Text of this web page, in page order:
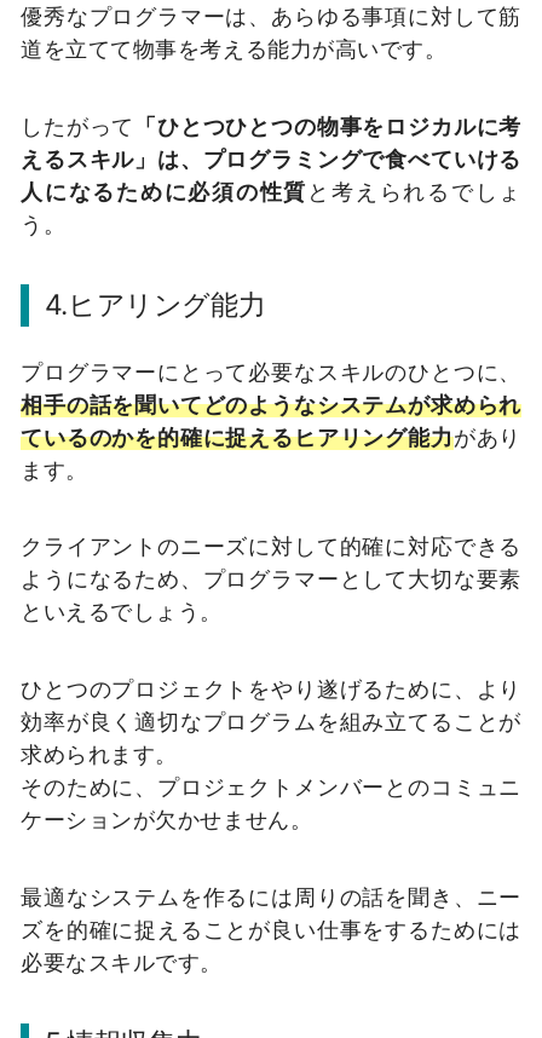
優秀なプログラマーは、あらゆる事項に対して筋
道を立てて物事を考える能力が高いです。
したがって 「ひとつひとつの物事をロジカルに考
えるスキル」は、プログラミングで食べていける
人になるために必須の性質 と考えられるでしょ
う。
4.ヒアリング能力
プログラマーにとって必要なスキルのひとつに、
相手の話を聞いてどのようなシステムが求められ
ているのかを的確に捉えるヒアリング能力があり
ます。
クライアントのニーズに対して的確に対応できる
ようになるため、プログラマーとして大切な要素
といえるでしょう。
ひとつのプロジェクトをやり遂げるために、より
効率が良く適切なプログラムを組み立てることが
求められます。
そのために、プロジェクトメンバーとのコミュニ
ケーションが欠かせません。
最適なシステムを作るには周りの話を聞き、ニー
ズを的確に捉えることが良い仕事をするためには
必要なスキルです。